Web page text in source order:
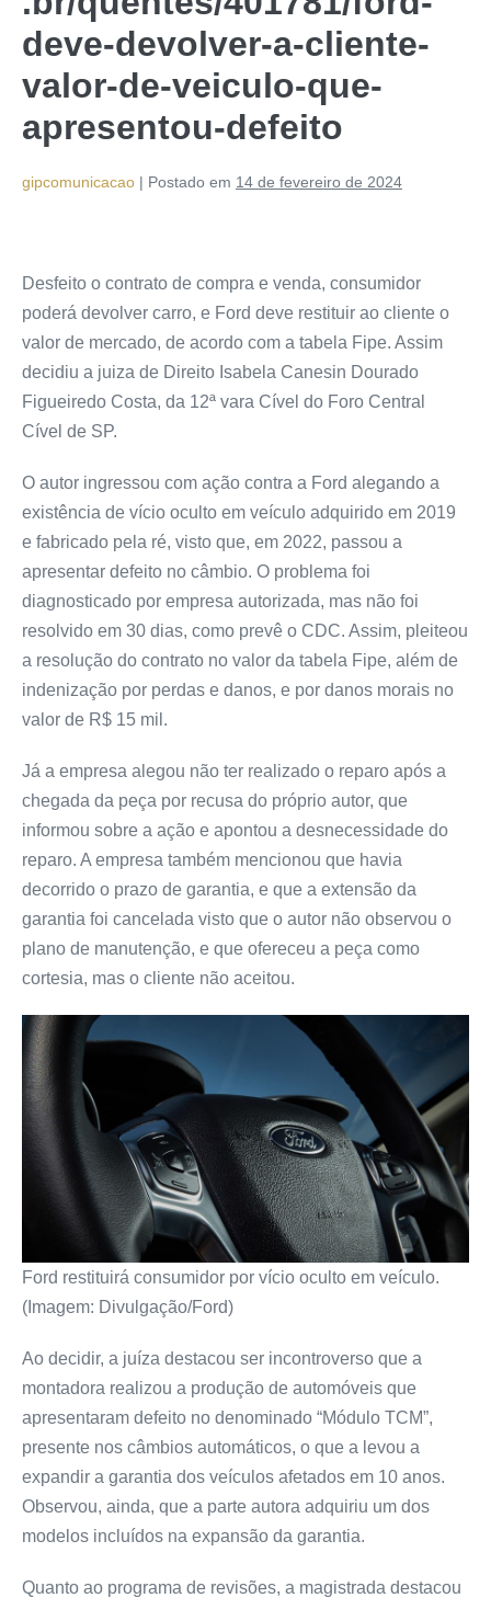
deve-devolver-a-cliente-
valor-de-veiculo-que-
apresentou-defeito
gipcomunicacao | Postado em 14 de fevereiro de 2024
Desfeito o contrato de compra e venda, consumidor
poderá devolver carro, e Ford deve restituir ao cliente o
valor de mercado, de acordo com a tabela Fipe. Assim
decidiu a juiza de Direito Isabela Canesin Dourado
Figueiredo Costa, da 12ª vara Cível do Foro Central
Cível de SP.
O autor ingressou com ação contra a Ford alegando a
existência de vício oculto em veículo adquirido em 2019
e fabricado pela ré, visto que, em 2022, passou a
apresentar defeito no câmbio. O problema foi
diagnosticado por empresa autorizada, mas não foi
resolvido em 30 dias, como prevê o CDC. Assim, pleiteou
a resolução do contrato no valor da tabela Fipe, além de
indenização por perdas e danos, e por danos morais no
valor de R$ 15 mil.
Já a empresa alegou não ter realizado o reparo após a
chegada da peça por recusa do próprio autor, que
informou sobre a ação e apontou a desnecessidade do
reparo. A empresa também mencionou que havia
decorrido o prazo de garantia, e que a extensão da
garantia foi cancelada visto que o autor não observou o
plano de manutenção, e que ofereceu a peça como
cortesia, mas o cliente não aceitou.
Ford restituirá consumidor por vício oculto em veículo.
(Imagem: Divulgação/Ford)
Ao decidir, a juíza destacou ser incontroverso que a
montadora realizou a produção de automóveis que
apresentaram defeito no denominado “Módulo TCM”,
presente nos câmbios automáticos, o que a levou a
expandir a garantia dos veículos afetados em 10 anos.
Observou, ainda, que a parte autora adquiriu um dos
modelos incluídos na expansão da garantia.
Quanto ao programa de revisões, a magistrada destacou